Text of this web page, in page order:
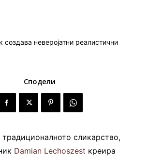
Сподели
сликарство,
Damian Lechoszest креира